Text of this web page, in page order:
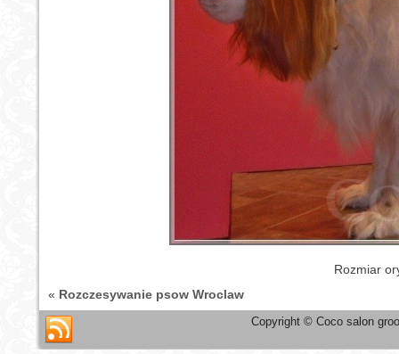
Rozmiar
« Rozczesywanie psow Wroclaw
Copyright © Coco salon